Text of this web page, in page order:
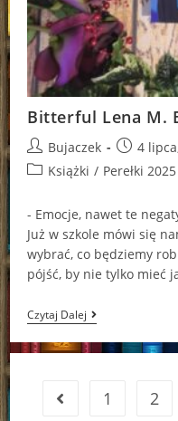
Bitterful Lena M.
Post
author:
Bujaczek
Post
published:
4
PostKsiążki / Perełki 2025
- Emocje, nawet te
Już w szkole mówi się
wybrać, co będziemy
pójść, by nie tylko mieć
Czytaj DalejBitterful
Lena
M.
Bielska
Go to the previous
1 2